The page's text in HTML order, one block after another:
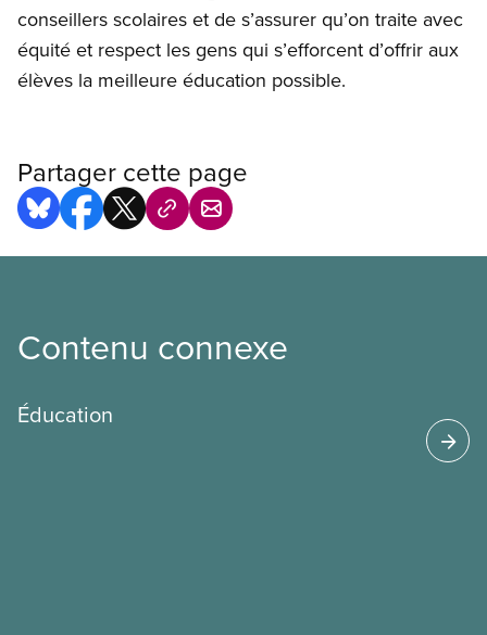
conseillers scolaires et de s’assurer qu’on traite avec
équité et respect les gens qui s’efforcent d’offrir aux
élèves la meilleure éducation possible.
Partager cette page
Contenu connexe
Éducation